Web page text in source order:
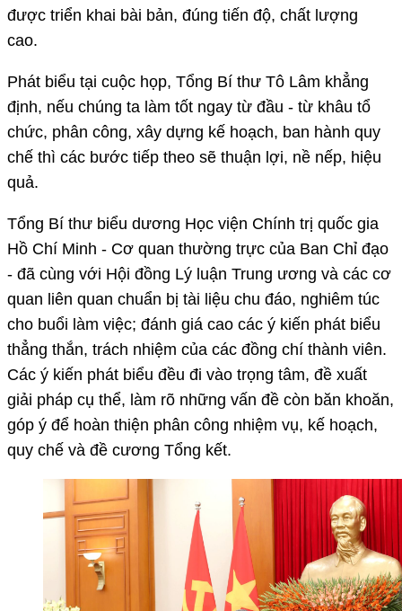
được triển khai bài bản, đúng tiến độ, chất lượng
cao.
Phát biểu tại cuộc họp, Tổng Bí thư Tô Lâm khẳng
định, nếu chúng ta làm tốt ngay từ đầu - từ khâu tổ
chức, phân công, xây dựng kế hoạch, ban hành quy
chế thì các bước tiếp theo sẽ thuận lợi, nề nếp, hiệu
quả.
Tổng Bí thư biểu dương Học viện Chính trị quốc gia
Hồ Chí Minh - Cơ quan thường trực của Ban Chỉ đạo
- đã cùng với Hội đồng Lý luận Trung ương và các cơ
quan liên quan chuẩn bị tài liệu chu đáo, nghiêm túc
cho buổi làm việc; đánh giá cao các ý kiến phát biểu
thẳng thắn, trách nhiệm của các đồng chí thành viên.
Các ý kiến phát biểu đều đi vào trọng tâm, đề xuất
giải pháp cụ thể, làm rõ những vấn đề còn băn khoăn,
góp ý để hoàn thiện phân công nhiệm vụ, kế hoạch,
quy chế và đề cương Tổng kết.